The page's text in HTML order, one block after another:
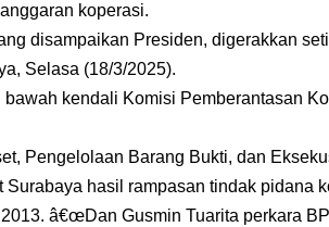
koperasi.
disampaikan Presiden, digerakkan
Selasa (18/3/2025).
kendali Komisi Pemberantasan
Pengelolaan Barang Bukti, dan
hasil rampasan tindak pidana
â€œDan Gusmin Tuarita perkara